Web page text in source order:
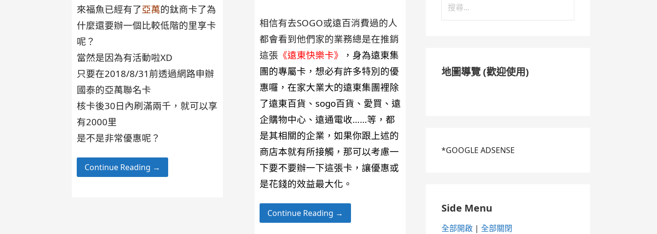
相信有去SOGO或遠百消費過的人
都會看到他們家的業務總是在推銷
這張 《遠東快樂卡》
，身為遠東集
團的專屬卡，想必有許多特別的優
惠囉，在家大業大的遠東集團裡除
了遠東百貨、sogo百貨、愛買、遠
企購物中心、遠通電收……等，都
是其相關的企業，如果你跟上述的
商店本就有所接觸，那可以考慮一
下要不要辦一下這張卡，讓優惠或
是花錢的效益最大化。
Continue Reading →
來福魚已經有了亞萬的鈦商卡了為
什麼還要辦一個比較低階的里享卡
呢？
當然是因為有活動啦XD
只要在2018/8/31前透過網路申辦
國泰的亞萬聯名卡
核卡後30日內刷滿兩千，就可以享
有2000里
是不是非常優惠呢？
Continue Reading →
尋
地圖導覽 (歡迎使用)
*GOOGLE ADSENSE
Side Menu
全部開啟| 全部關閉